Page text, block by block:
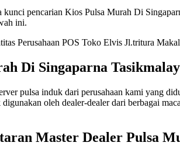
kunci pencarian Kios Pulsa Murah Di
ini.
Perusahaan POS Toko Elvis Jl.tritura
Di Singaparna
pulsa induk dari perusahaan kami yang
oleh dealer-dealer dari berbagai
Master Dealer Pulsa